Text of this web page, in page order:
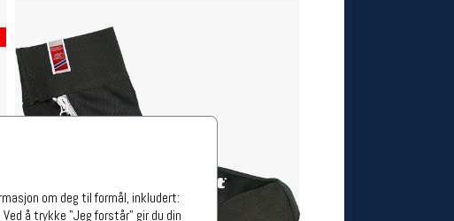
om deg til formål, inkludert:
å trykke "Jeg forstår" gir du din